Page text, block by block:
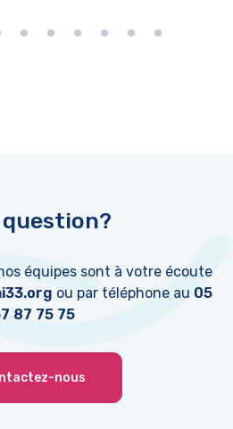
question?
équipes sont à votre écoute
ou par téléphone au 05
87 75 75
nous